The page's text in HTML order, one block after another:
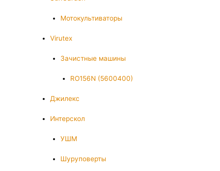
Мотокультиваторы
Virutex
Зачистные машины
RO156N (5600400)
Джилекс
Интерскол
УШМ
Шуруповерты